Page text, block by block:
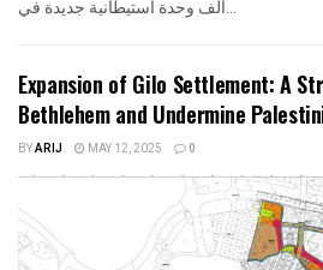
Expansion of Gilo Settlement: A
Bethlehem and Undermine
BYARIJ MAY 12, 2025 0